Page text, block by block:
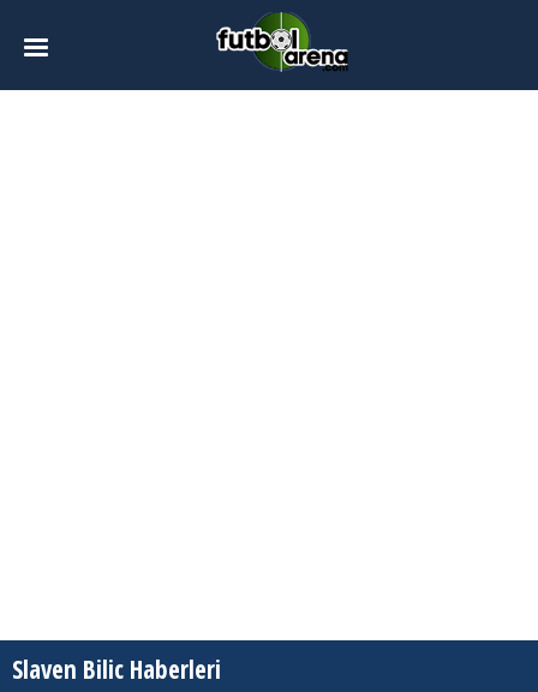
Slaven Bilic Haberleri